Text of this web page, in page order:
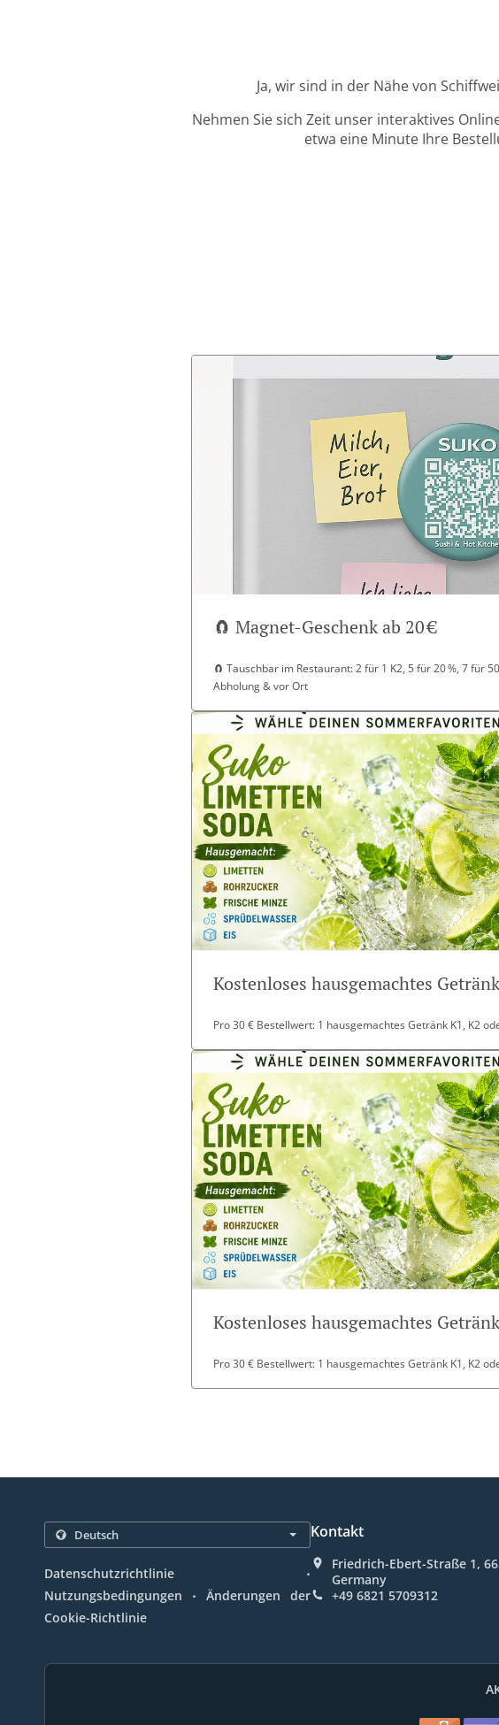
Ja, wir sind in der Nähe von
Nehmen Sie sich Zeit unser interaktives
etwa eine Minute Ihre
🧲 Magnet-Geschenk ab 20 €
🧲 Tauschbar im Restaurant: 2 für 1 K2, 5 für 20 %, 7 für 50
Abholung & vor Ort
Kostenloses hausgemachtes
Pro 30 € Bestellwert: 1 hausgemachtes Getränk K1, K2
Kostenloses hausgemachtes
Pro 30 € Bestellwert: 1 hausgemachtes Getränk K1, K2
Datenschutzrichtlinie .
Nutzungsbedingungen .
Änderungen der
Cookie-Richtlinie
Kontakt
Friedrich-Ebert-Straße 1,
Germany
+49 6821 5709312